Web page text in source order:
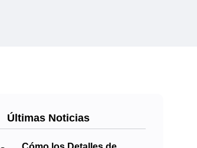
Últimas Noticias